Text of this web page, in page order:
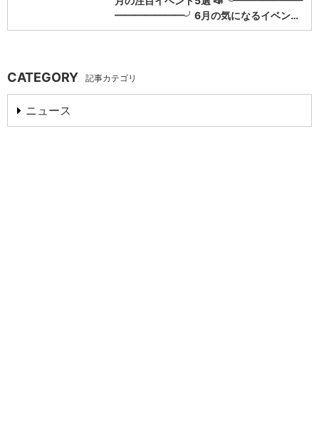
━━━━━━━╯6月の気になるイベン…
CATEGORY 記事カテゴリ
ニュース